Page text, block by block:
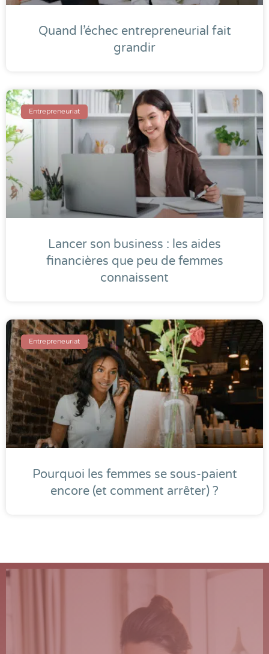
Quand l’échec entrepreneurial fait
grandir
Entrepreneuriat
Lancer son business : les aides
financières que peu de femmes
connaissent
Entrepreneuriat
Pourquoi les femmes se sous-paient
encore (et comment arrêter) ?